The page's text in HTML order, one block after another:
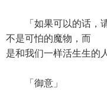
「如果可以的话，请
不是可怕的魔物，而
是和我们一样活生生的
「御意」